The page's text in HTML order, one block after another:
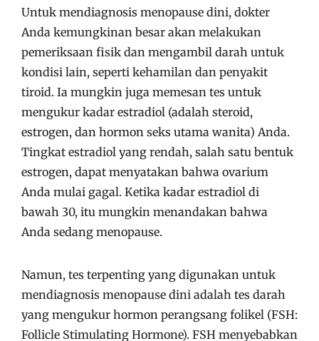
Untuk mendiagnosis menopause dini, dokter
Anda kemungkinan besar akan melakukan
pemeriksaan fisik dan mengambil darah untuk
kondisi lain, seperti kehamilan dan penyakit
tiroid. Ia mungkin juga memesan tes untuk
mengukur kadar estradiol (adalah steroid,
estrogen, dan hormon seks utama wanita) Anda.
Tingkat estradiol yang rendah, salah satu bentuk
estrogen, dapat menyatakan bahwa ovarium
Anda mulai gagal. Ketika kadar estradiol di
bawah 30, itu mungkin menandakan bahwa
Anda sedang menopause.
Namun, tes terpenting yang digunakan untuk
mendiagnosis menopause dini adalah tes darah
yang mengukur hormon perangsang folikel (FSH:
Follicle Stimulating Hormone). FSH menyebabkan